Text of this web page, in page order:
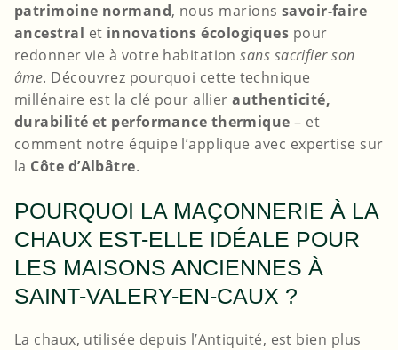
patrimoine normand, nous marions savoir-faire
ancestral et innovations écologiques pour
redonner vie à votre habitationsans sacrifier son
âme. Découvrez pourquoi cette technique
millénaire est la clé pour allierauthenticité,
durabilité et performance thermique – et
comment notre équipe l’applique avec expertise sur
la Côte d’Albâtre.
POURQUOI LA MAÇONNERIE À LA
CHAUX EST-ELLE IDÉALE POUR
LES MAISONS ANCIENNES À
SAINT-VALERY-EN-CAUX ?
La chaux, utilisée depuis l’Antiquité, est bien plus